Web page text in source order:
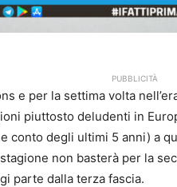
PUBBLICITÀ
e per la settima volta
piuttosto deludenti in
conto degli ultimi 5 anni) a
non basterà per la
parte dalla terza fascia.